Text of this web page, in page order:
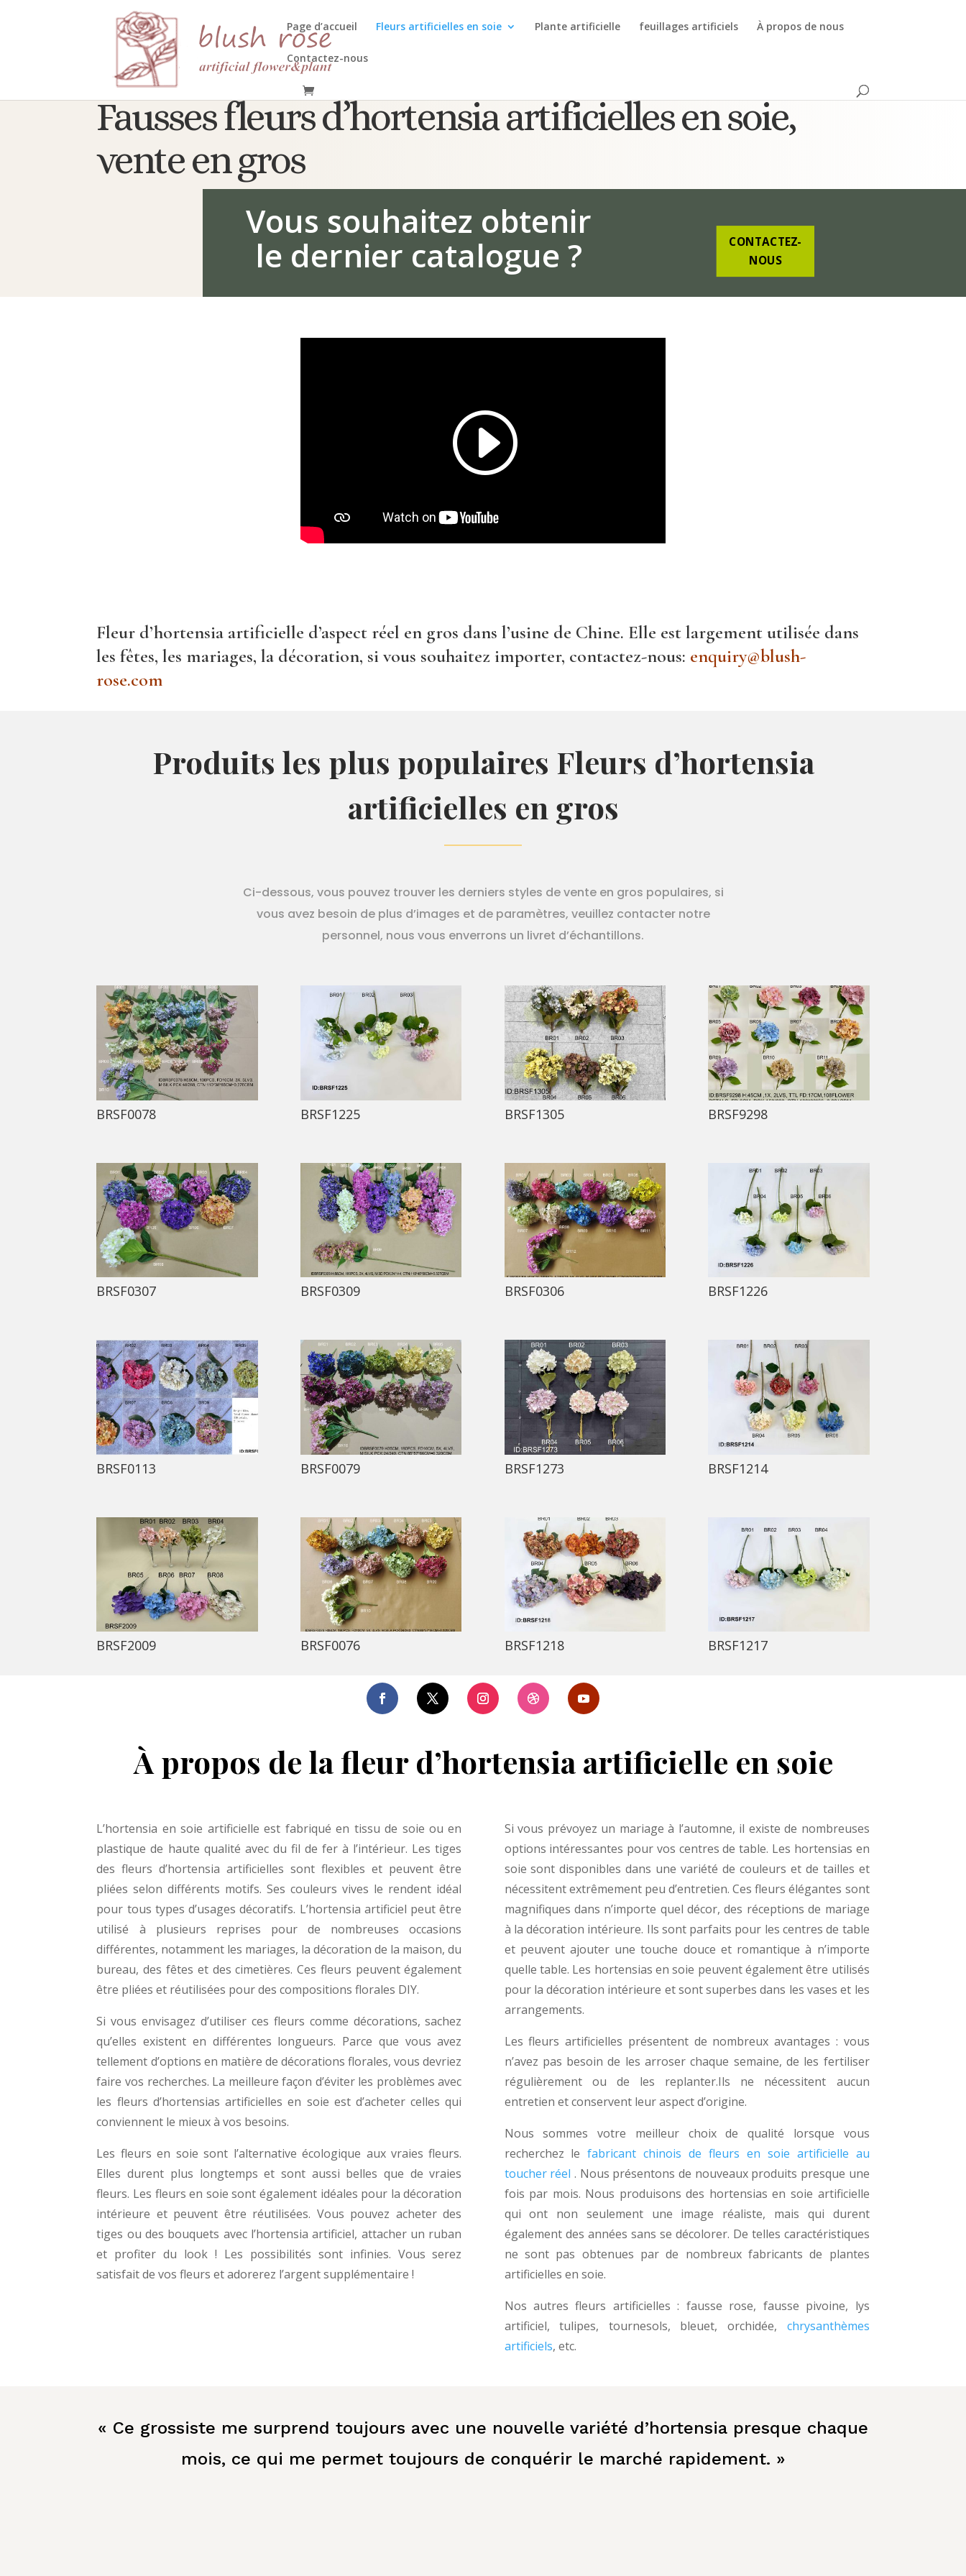
Page d’accueil
Fleurs artificielles en soie Plante artificielle feuillages artificiels À propos de nous
Contactez-nous
Fausses fleurs d’hortensia artificielles en soie,
vente en gros
Vous souhaitez obtenir
le dernier catalogue ?
CONTACTEZ-
NOUS
Fleur d’hortensia artificielle d’aspect réel en gros dans l’usine de Chine. Elle est largement utilisée dans
les fêtes, les mariages, la décoration, si vous souhaitez importer, contactez-nous: enquiry@blush-
rose.com
Produits les plus populaires Fleurs d’hortensia
artificielles en gros
Ci-dessous, vous pouvez trouver les derniers styles de vente en gros populaires, si
vous avez besoin de plus d’images et de paramètres, veuillez contacter notre
personnel, nous vous enverrons un livret d’échantillons.
BRSF0078 BRSF1225 BRSF1305 BRSF9298
BRSF0307 BRSF0309 BRSF0306 BRSF1226
BRSF0113 BRSF0079 BRSF1273 BRSF1214
BRSF2009 BRSF0076 BRSF1218 BRSF1217
À propos de la fleur d’hortensia artificielle en soie
L’hortensia en soie artificielle est fabriqué en tissu de soie ou en
plastique de haute qualité avec du fil de fer à l’intérieur. Les tiges
des fleurs d’hortensia artificielles sont flexibles et peuvent être
pliées selon différents motifs. Ses couleurs vives le rendent idéal
pour tous types d’usages décoratifs. L’hortensia artificiel peut être
utilisé à plusieurs reprises pour de nombreuses occasions
différentes, notamment les mariages, la décoration de la maison, du
bureau, des fêtes et des cimetières. Ces fleurs peuvent également
être pliées et réutilisées pour des compositions florales DIY.
Si vous envisagez d’utiliser ces fleurs comme décorations, sachez
qu’elles existent en différentes longueurs. Parce que vous avez
tellement d’options en matière de décorations florales, vous devriez
faire vos recherches. La meilleure façon d’éviter les problèmes avec
les fleurs d’hortensias artificielles en soie est d’acheter celles qui
conviennent le mieux à vos besoins.
Les fleurs en soie sont l’alternative écologique aux vraies fleurs.
Elles durent plus longtemps et sont aussi belles que de vraies
fleurs. Les fleurs en soie sont également idéales pour la décoration
intérieure et peuvent être réutilisées. Vous pouvez acheter des
tiges ou des bouquets avec l’hortensia artificiel, attacher un ruban
et profiter du look ! Les possibilités sont infinies. Vous serez
satisfait de vos fleurs et adorerez l’argent supplémentaire !
Si vous prévoyez un mariage à l’automne, il existe de nombreuses
options intéressantes pour vos centres de table. Les hortensias en
soie sont disponibles dans une variété de couleurs et de tailles et
nécessitent extrêmement peu d’entretien. Ces fleurs élégantes sont
magnifiques dans n’importe quel décor, des réceptions de mariage
à la décoration intérieure. Ils sont parfaits pour les centres de table
et peuvent ajouter une touche douce et romantique à n’importe
quelle table. Les hortensias en soie peuvent également être utilisés
pour la décoration intérieure et sont superbes dans les vases et les
arrangements.
Les fleurs artificielles présentent de nombreux avantages : vous
n’avez pas besoin de les arroser chaque semaine, de les fertiliser
régulièrement ou de les replanter.Ils ne nécessitent aucun
entretien et conservent leur aspect d’origine.
Nous sommes votre meilleur choix de qualité lorsque vous
recherchez lefabricant chinois de fleurs en soie artificielle au
toucher réel . Nous présentons de nouveaux produits presque une
fois par mois. Nous produisons des hortensias en soie artificielle
qui ont non seulement une image réaliste, mais qui durent
également des années sans se décolorer. De telles caractéristiques
ne sont pas obtenues par de nombreux fabricants de plantes
artificielles en soie.
Nos autres fleurs artificielles : fausse rose, fausse pivoine, lys
artificiel, tulipes, tournesols, bleuet, orchidée, chrysanthèmes
artificiels, etc.
« Ce grossiste me surprend toujours avec une nouvelle variété d’hortensia presque chaque
mois, ce qui me permet toujours de conquérir le marché rapidement. »